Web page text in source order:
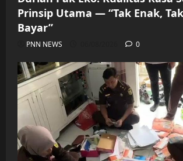
Prinsip Utama — “Tak Enak,
Bayar”
PNN NEWS 0